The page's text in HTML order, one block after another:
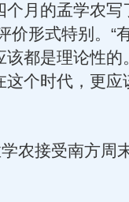
月的孟学农写
价形式特别。“
都是理论性的
个时代，更应
农接受南方周